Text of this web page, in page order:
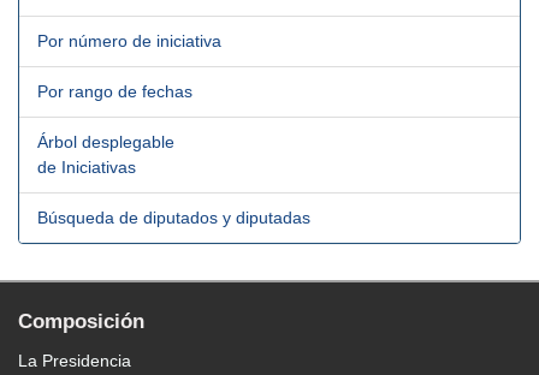
Por número de iniciativa
Por rango de fechas
Árbol desplegable
de Iniciativas
Búsqueda de diputados y diputadas
Composición
La Presidencia